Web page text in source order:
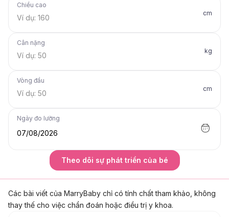
Chiều cao
cm
Cân nặng
kg
Vòng đầu
cm
Ngày đo lường
07/08/2026
Theo dõi sự phát triển của bé
Các bài viết của MarryBaby chỉ có tính chất tham khảo, không
thay thế cho việc chẩn đoán hoặc điều trị y khoa.